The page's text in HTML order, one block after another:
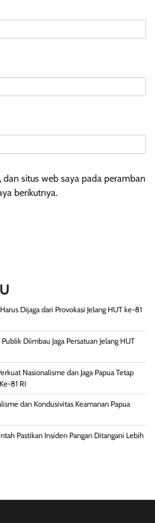
dan situs web saya pada peramban
berikutnya.
Dijaga dari Provokasi Jelang HUT ke-81
Diimbau Jaga Persatuan Jelang HUT
Nasionalisme dan Jaga Papua Tetap
81 RI
dan Kondusivitas Keamanan Papua
Pastikan Insiden Pangan Ditangani Lebih